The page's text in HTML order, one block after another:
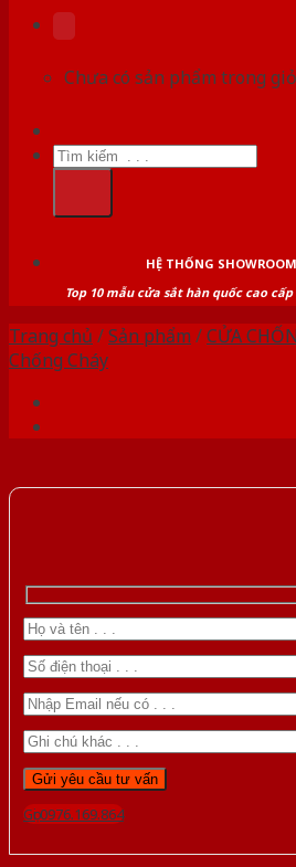
Chưa có sản phẩm trong
Tìm
kiếm:
HỆ THỐNG
Top 10 mẫu cửa sắt hàn quốc cao
Trang chủ /Sản phẩm /CỬA
Chống Cháy
Gọi 0976.169.864